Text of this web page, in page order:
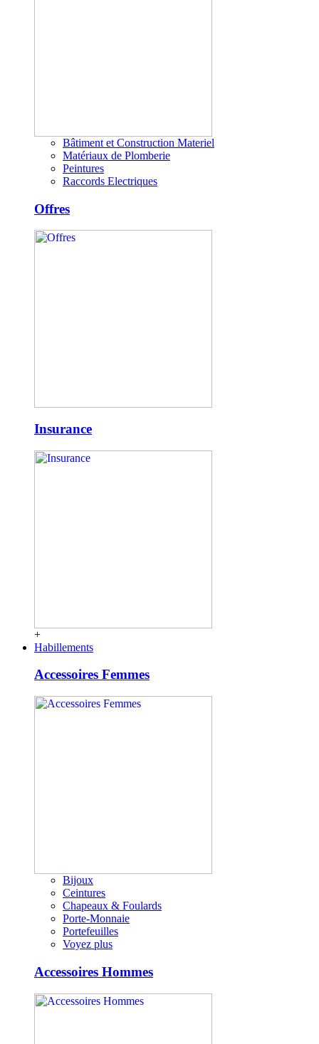
Bâtiment et Construction Materiel
Matériaux de Plomberie
Peintures
Raccords Electriques
Offres
Insurance
+
Habillements
Accessoires Femmes
Bijoux
Ceintures
Chapeaux & Foulards
Porte-Monnaie
Portefeuilles
Voyez plus
Accessoires Hommes